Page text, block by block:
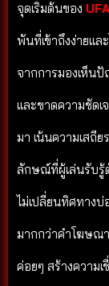
จุดเริ่มต้นของ
พันที่เข้าถึงง่ายแ
จากการมองเห็น
และขาดความชัดเ
มา เน้นความเสถี
ลักษณ์ที่ผู้เล่นรับรู้
ไม่เปลี่ยนทิศทาง
มากกว่าคำโฆษณ
ค่อยๆ สร้างความ